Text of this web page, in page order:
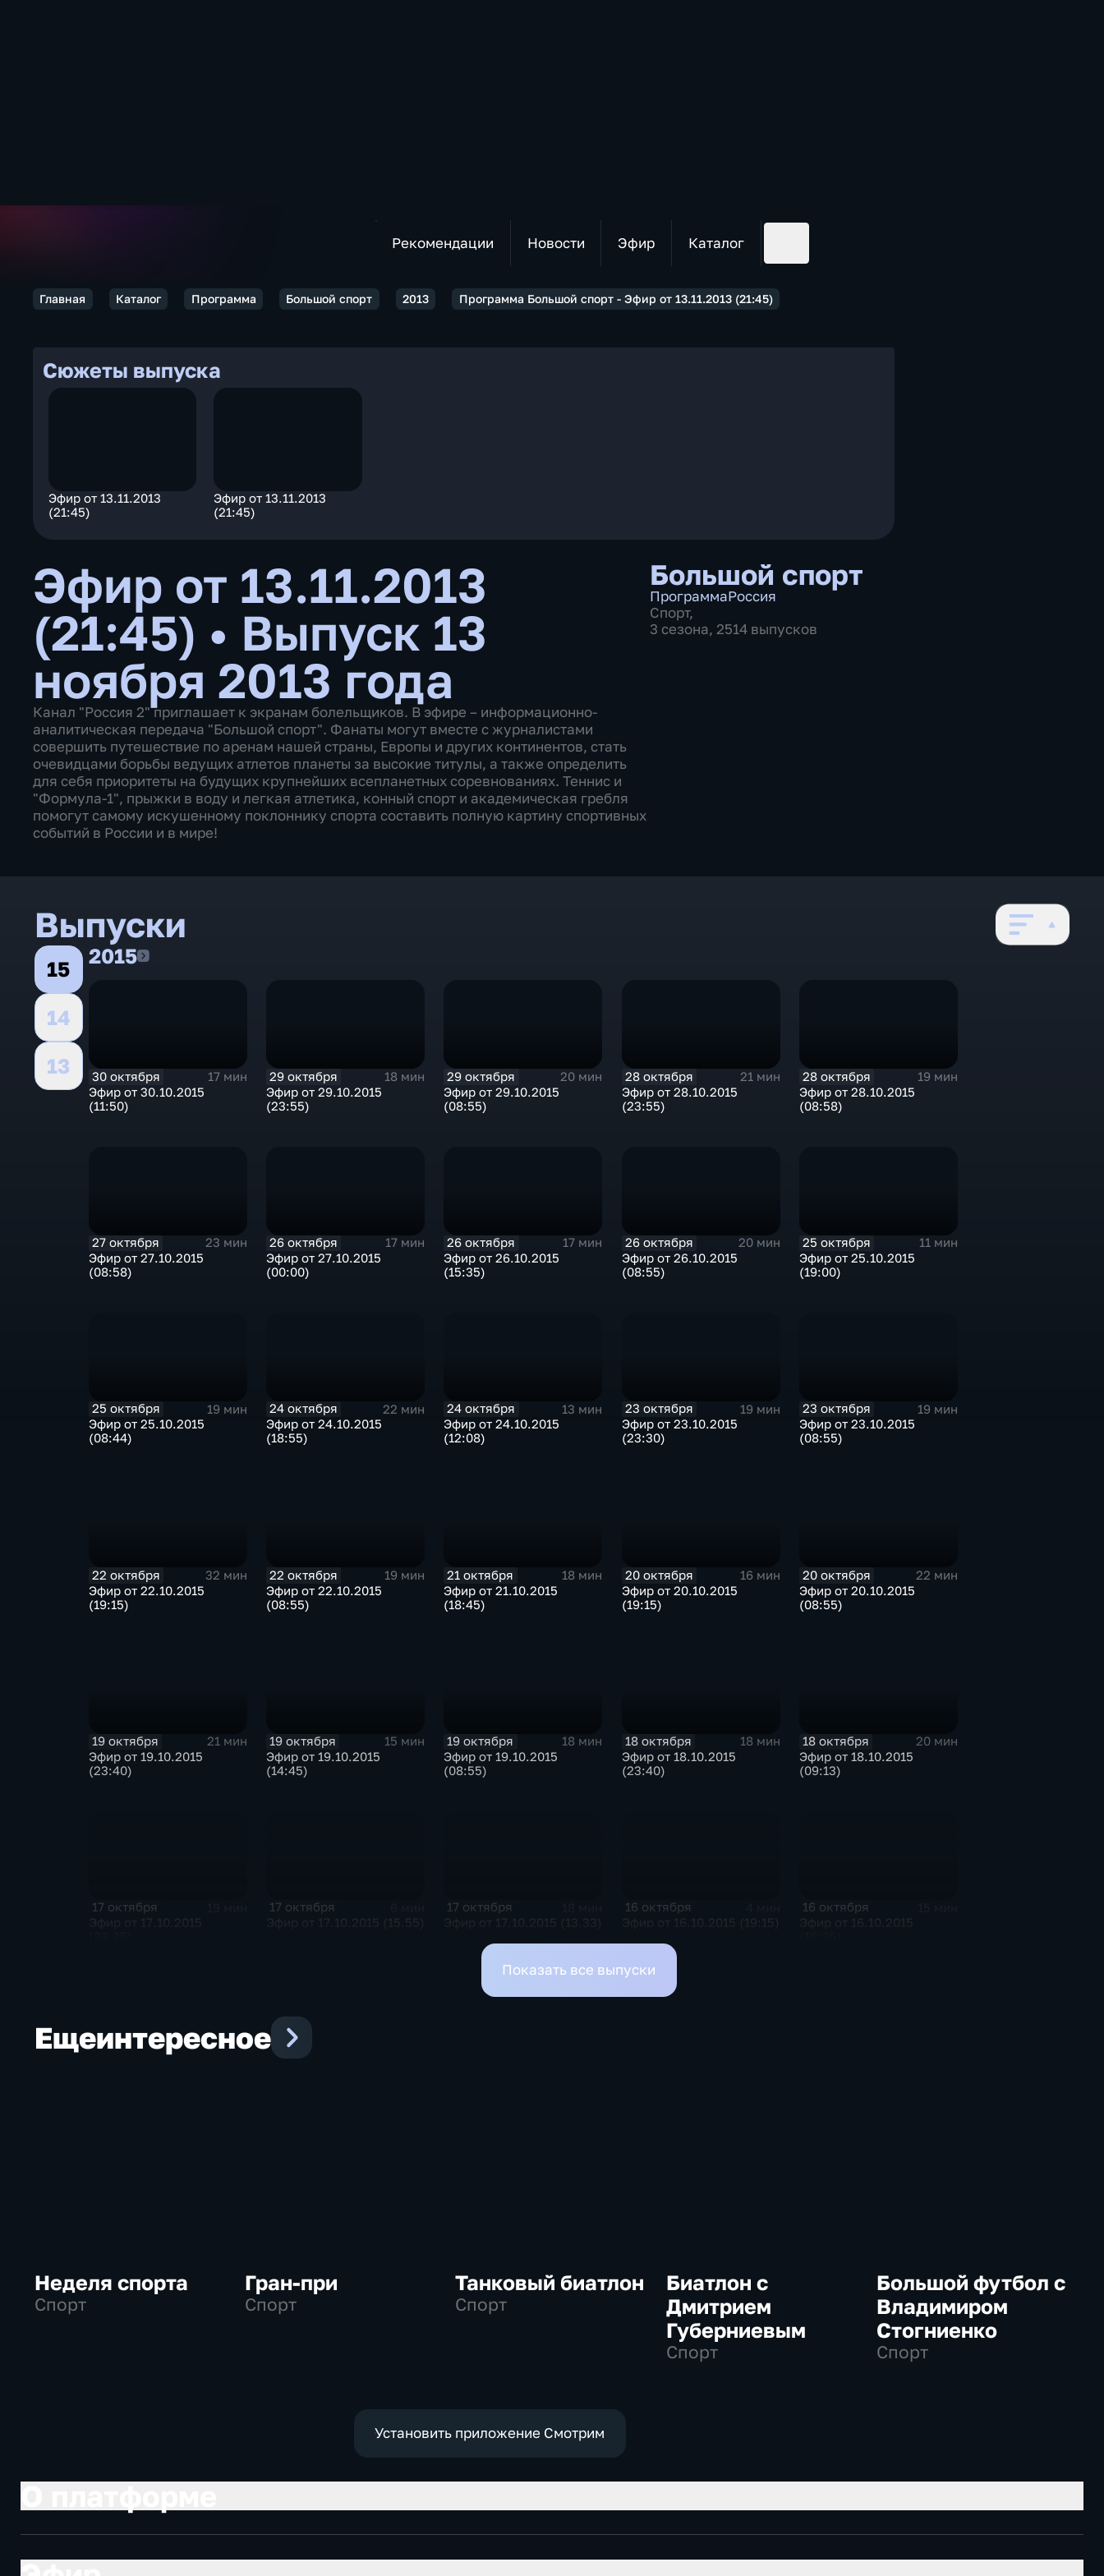
Рекомендации Новости Эфир Каталог
Главная Каталог Программа Большой спорт 2013 Программа Большой спорт - Эфир от 13.11.2013 (21:45)
Сюжеты выпуска
Эфир от 13.11.2013
(21:45)
Эфир от 13.11.2013
(21:45)
Эфир от 13.11.2013
(21:45) • Выпуск 13
ноября 2013 года
Канал "Россия 2" приглашает к экранам болельщиков. В эфире – информационно-
аналитическая передача "Большой спорт". Фанаты могут вместе с журналистами
совершить путешествие по аренам нашей страны, Европы и других континентов, стать
очевидцами борьбы ведущих атлетов планеты за высокие титулы, а также определить
для себя приоритеты на будущих крупнейших всепланетных соревнованиях. Теннис и
"Формула-1", прыжки в воду и легкая атлетика, конный спорт и академическая гребля
помогут самому искушенному поклоннику спорта составить полную картину спортивных
событий в России и в мире!
Большой спорт
ПрограммаРоссия
Спорт,
3 сезона, 2514 выпусков
Выпуски
15
14
13
20152015
30 октября
17 мин
Эфир от 30.10.2015
(11:50)
29 октября
18 мин
Эфир от 29.10.2015
(23:55)
29 октября
20 мин
Эфир от 29.10.2015
(08:55)
28 октября
21 мин
Эфир от 28.10.2015
(23:55)
28 октября
19 мин
Эфир от 28.10.2015
(08:58)
27 октября
23 мин
Эфир от 27.10.2015
(08:58)
26 октября
17 мин
Эфир от 27.10.2015
(00:00)
26 октября
17 мин
Эфир от 26.10.2015
(15:35)
26 октября
20 мин
Эфир от 26.10.2015
(08:55)
25 октября
11 мин
Эфир от 25.10.2015
(19:00)
25 октября
19 мин
Эфир от 25.10.2015
(08:44)
24 октября
22 мин
Эфир от 24.10.2015
(18:55)
24 октября
13 мин
Эфир от 24.10.2015
(12:08)
23 октября
19 мин
Эфир от 23.10.2015
(23:30)
23 октября
19 мин
Эфир от 23.10.2015
(08:55)
22 октября
32 мин
Эфир от 22.10.2015
(19:15)
22 октября
19 мин
Эфир от 22.10.2015
(08:55)
21 октября
18 мин
Эфир от 21.10.2015
(18:45)
20 октября
16 мин
Эфир от 20.10.2015
(19:15)
20 октября
22 мин
Эфир от 20.10.2015
(08:55)
19 октября
21 мин
Эфир от 19.10.2015
(23:40)
19 октября
15 мин
Эфир от 19.10.2015
(14:45)
19 октября
18 мин
Эфир от 19.10.2015
(08:55)
18 октября
18 мин
Эфир от 18.10.2015
(23:40)
18 октября
20 мин
Эфир от 18.10.2015
(09:13)
17 октября 17 октября 17 октября 16 октября 16 октября
Показать все выпуски
Ещеинтересное
Неделя спорта
Спорт
Гран-при
Спорт
Танковый биатлон
Спорт
Биатлон с
Дмитрием
Губерниевым
Спорт
Большой футбол с
Владимиром
Стогниенко
Спорт
Установить приложение Смотрим